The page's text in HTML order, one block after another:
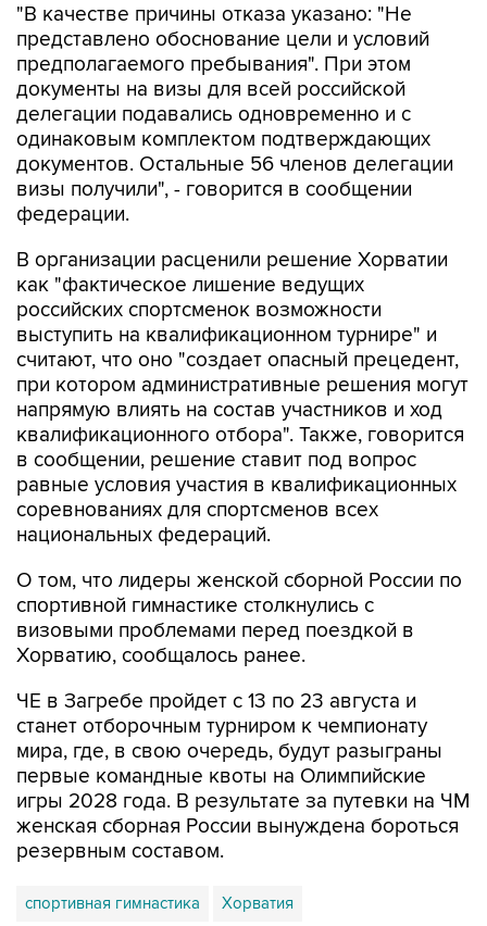
"В качестве причины отказа указано: "Не
представлено обоснование цели и условий
предполагаемого пребывания". При этом
документы на визы для всей российской
делегации подавались одновременно и с
одинаковым комплектом подтверждающих
документов. Остальные 56 членов делегации
визы получили", - говорится в сообщении
федерации.
В организации расценили решение Хорватии
как "фактическое лишение ведущих
российских спортсменок возможности
выступить на квалификационном турнире" и
считают, что оно "создает опасный прецедент,
при котором административные решения могут
напрямую влиять на состав участников и ход
квалификационного отбора". Также, говорится
в сообщении, решение ставит под вопрос
равные условия участия в квалификационных
соревнованиях для спортсменов всех
национальных федераций.
О том, что лидеры женской сборной России по
спортивной гимнастике столкнулись с
визовыми проблемами перед поездкой в
Хорватию, сообщалось ранее.
ЧЕ в Загребе пройдет с 13 по 23 августа и
станет отборочным турниром к чемпионату
мира, где, в свою очередь, будут разыграны
первые командные квоты на Олимпийские
игры 2028 года. В результате за путевки на ЧМ
женская сборная России вынуждена бороться
резервным составом.
спортивная гимнастика Хорватия